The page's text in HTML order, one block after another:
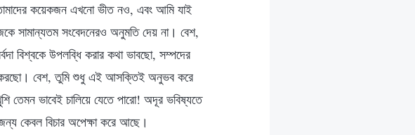
কয়েকজন এখনো ভীত নও, এবং আমি যাই
সামান্যতম সংবেদনেরও অনুমতি দেয় না। বেশ,
বিশ্বকে উপলব্ধি করার কথা ভাবছো, সম্পদের
করছো। বেশ, তুমি শুধু এই আসক্তিই অনুভব করে
তেমন ভাবেই চালিয়ে যেতে পারো! অদূর ভবিষ্যতে
কেবল বিচার অপেক্ষা করে আছে।